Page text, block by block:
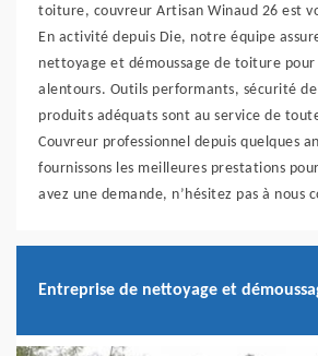
toiture, couvreur Artisan Winaud 26 est
En activité depuis Die, notre équipe
nettoyage et démoussage de toiture pour
alentours. Outils performants, sécurité
produits adéquats sont au service de
Couvreur professionnel depuis quelques
fournissons les meilleures prestations
avez une demande, n’hésitez pas à nous
Entreprise de nettoyage et